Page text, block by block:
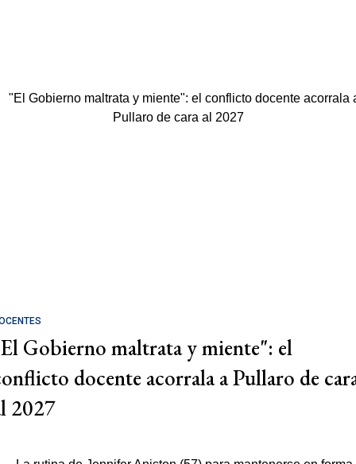
Gobierno maltrata y miente": el
docente acorrala a Pullaro de
2027